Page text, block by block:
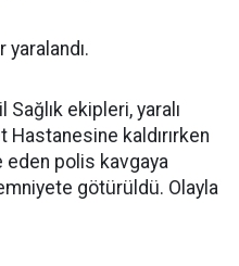
yaralandı.
Sağlık ekipleri, yaralı
kaldırırken
eden polis kavgaya
götürüldü. Olayla